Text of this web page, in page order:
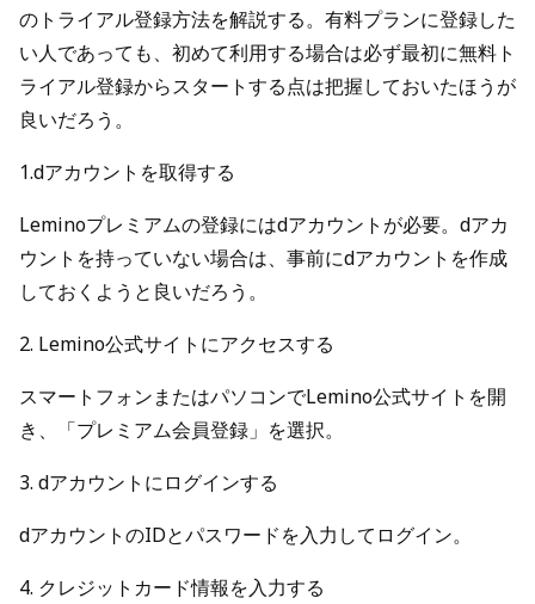
のトライアル登録方法を解説する。有料プランに登録した
い人であっても、初めて利用する場合は必ず最初に無料ト
ライアル登録からスタートする点は把握しておいたほうが
良いだろう。
1.dアカウントを取得する
Leminoプレミアムの登録にはdアカウントが必要。dアカ
ウントを持っていない場合は、事前にdアカウントを作成
しておくようと良いだろう。
2. Lemino公式サイトにアクセスする
スマートフォンまたはパソコンでLemino公式サイトを開
き、「プレミアム会員登録」を選択。
3. dアカウントにログインする
dアカウントのIDとパスワードを入力してログイン。
4. クレジットカード情報を入力する